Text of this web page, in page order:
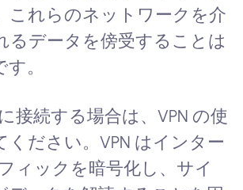
これらのネットワークを介
るデータを傍受することは
。
接続する場合は、VPN の使
ください。VPN はインター
ィックを暗号化し、サイ